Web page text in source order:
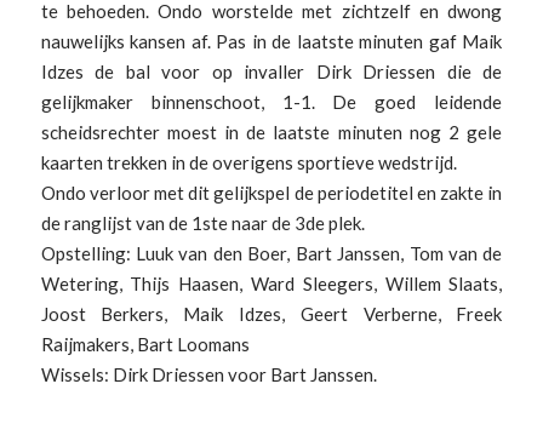
te behoeden. Ondo worstelde met zichtzelf en dwong
nauwelijks kansen af. Pas in de laatste minuten gaf Maik
Idzes de bal voor op invaller Dirk Driessen die de
gelijkmaker binnenschoot, 1-1. De goed leidende
scheidsrechter moest in de laatste minuten nog 2 gele
kaarten trekken in de overigens sportieve wedstrijd.
Ondo verloor met dit gelijkspel de periodetitel en zakte in
de ranglijst van de 1ste naar de 3de plek.
Opstelling: Luuk van den Boer, Bart Janssen, Tom van de
Wetering, Thijs Haasen, Ward Sleegers, Willem Slaats,
Joost Berkers, Maik Idzes, Geert Verberne, Freek
Raijmakers, Bart Loomans
Wissels: Dirk Driessen voor Bart Janssen.